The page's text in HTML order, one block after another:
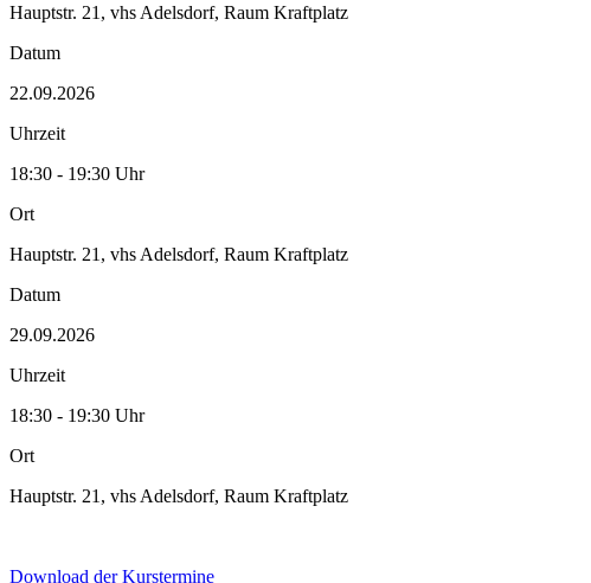
Hauptstr. 21, vhs Adelsdorf, Raum Kraftplatz
Datum
22.09.2026
Uhrzeit
18:30 - 19:30 Uhr
Ort
Hauptstr. 21, vhs Adelsdorf, Raum Kraftplatz
Datum
29.09.2026
Uhrzeit
18:30 - 19:30 Uhr
Ort
Hauptstr. 21, vhs Adelsdorf, Raum Kraftplatz
Download der Kurstermine